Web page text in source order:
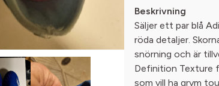
Beskrivning
Säljer ett par blå
röda detaljer.
snörning och är
Definition Texture
som vill ha grym